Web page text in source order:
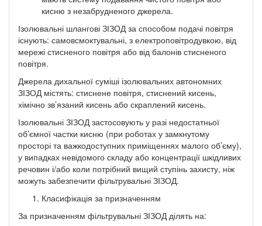
кисню з незабрудненого джерела.
Ізолювальні шлангові ЗІЗОД за способом подачі повітря
існують: самовсмоктувальні, з електроповітродувкою, від
мережі стисненого повітря або від балонів стисненого
повітря.
Джерела дихальної суміші ізолювальних автономних
ЗІЗОД містять: стиснене повітря, стиснений кисень,
хімічно зв’язаний кисень або скраплений кисень.
Ізолювальні ЗІЗОД застосовують у разі недостатньої
об’ємної частки кисню (при роботах у замкнутому
просторі та важкодоступних приміщеннях малого об’єму),
у випадках невідомого складу або концентрації шкідливих
речовин і/або коли потрібний вищий ступінь захисту, ніж
можуть забезпечити фільтрувальні ЗІЗОД.
Класифікація за призначенням
За призначенням фільтрувальні ЗІЗОД ділять на: